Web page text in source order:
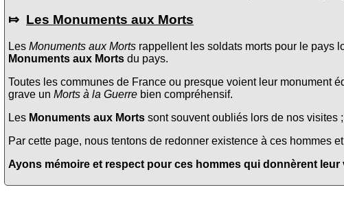
⤇ Les Monuments aux Morts
Les Monuments aux Morts rappellent les soldats morts pour le pays
Monuments aux Morts du pays.
Toutes les communes de France ou presque voient leur monument
grave un Morts à la Guerre bien compréhensif.
Les Monuments aux Morts sont souvent oubliés lors de nos visites
Par cette page, nous tentons de redonner existence à ces hommes
Ayons mémoire et respect pour ces hommes qui donnèrent leur